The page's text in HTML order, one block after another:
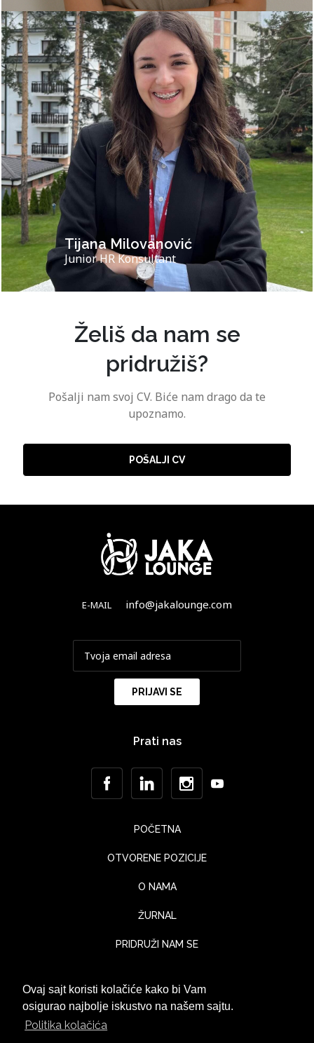
Ovaj sajt koristi kolačiće kako bi Vam
osigurao najbolje iskustvo na našem sajtu.
Politika kolačića
Tijana Milovanović
Junior HR Konsultant
Želiš da nam se
pridružiš?
Pošalji nam svoj CV. Biće nam drago da te
upoznamo.
POŠALJI CV
E-MAIL info@jakalounge.com
Prati nas
POČETNA
OTVORENE POZICIJE
O NAMA
ŽURNAL
PRIDRUŽI NAM SE
UTISCI KLIJENATA